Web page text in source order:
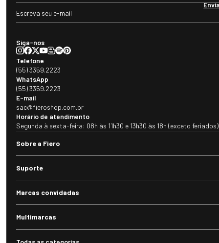
Siga-nos
Telefone
(55) 3359.2223
WhatsApp
(55) 3359.2223
E-mail
sac@fieroshop.com.br
Horário de atendimento
Segunda à sexta-feira: 08h às 11h30 e 13h30 às 18h (exceto feriados)
Sobre a Fiero
Suporte
Marcas convidadas
Multimarcas